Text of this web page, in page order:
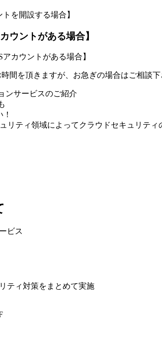
ウントがある場合】
間を頂きますが、お急ぎの場合はご相談下
ンサービスのご紹介
リティ領域によってクラウドセキュリティ
ティ対策をまとめて実施